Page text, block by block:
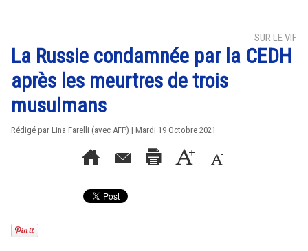
SUR LE VIF
La Russie condamnée par la CEDH
après les meurtres de trois
musulmans
Rédigé par Lina Farelli (avec AFP) | Mardi 19 Octobre 2021